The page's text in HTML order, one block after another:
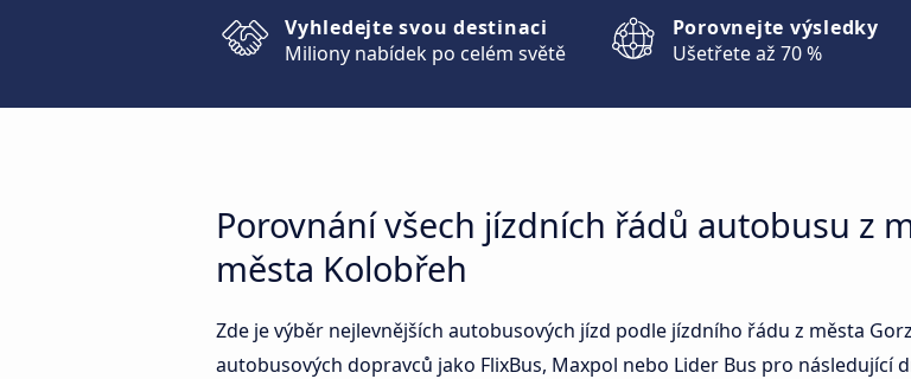
Vyhledejte svou destinaci
Miliony nabídek po celém světě
Porovnejte výsledky
Ušetřete až 70 %
Porovnání všech jízdních řádů autobusu z
města Kolobřeh
Zde je výběr nejlevnějších autobusových jízd podle jízdního řádu z města
autobusových dopravců jako FlixBus, Maxpol nebo Lider Bus pro následující